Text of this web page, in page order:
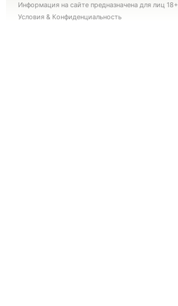
Информация на сайте предназначена для лиц 18+
Условия & Конфиденциальность